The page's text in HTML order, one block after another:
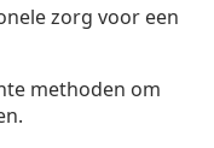
zorg voor een
methoden om